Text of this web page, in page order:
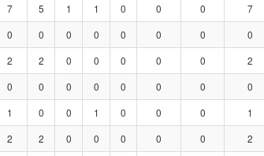
7 5 1 1 0 0 0 7
0 0 0 0 0 0 0 0
2 2 0 0 0 0 0 2
0 0 0 0 0 0 0 0
1 0 0 1 0 0 0 1
2 2 0 0 0 0 0 2